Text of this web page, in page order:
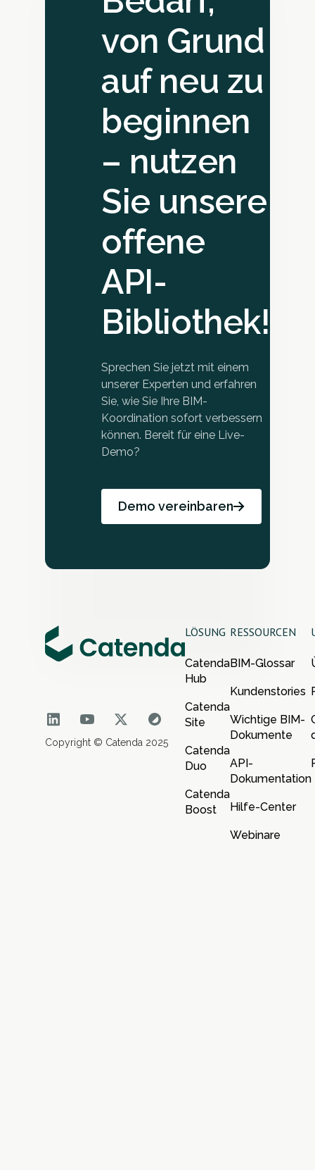
von Grund
auf neu zu
beginnen
– nutzen
Sie unsere
offene
API-
Bibliothek!
Sprechen Sie jetzt mit einem
unserer Experten und erfahren
Sie, wie Sie Ihre BIM-
Koordination sofort verbessern
können. Bereit für eine Live-
Demo?
Demo vereinbaren
Copyright © Catenda 2025
LÖSUNG
Catenda
Hub
Catenda
Site
Catenda
Duo
Catenda
Boost
RESSOURCEN
BIM-Glossar
Kundenstories
Wichtige BIM-
Dokumente
API-
Dokumentation
Hilfe-Center
Webinare